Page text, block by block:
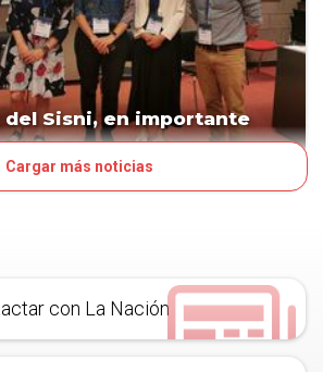
Sisni, en importante
Cargar más noticias
con La Nación